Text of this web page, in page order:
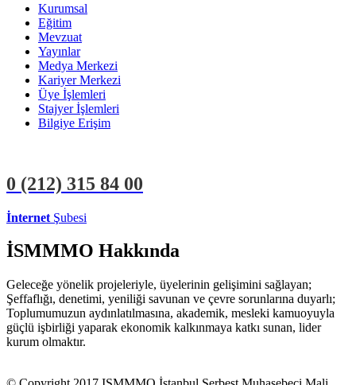
Kurumsal
Eğitim
Mevzuat
Yayınlar
Medya Merkezi
Kariyer Merkezi
Üye İşlemleri
Stajyer İşlemleri
Bilgiye Erişim
0 (212) 315 84 00
İnternet Şubesi
İSMMMO Hakkında
Geleceğe yönelik projeleriyle, üyelerinin gelişimini sağlayan;
Şeffaflığı, denetimi, yeniliği savunan ve çevre sorunlarına duyarlı;
Toplumumuzun aydınlatılmasına, akademik, mesleki kamuoyuyla
güçlü işbirliği yaparak ekonomik kalkınmaya katkı sunan, lider
kurum olmaktır.